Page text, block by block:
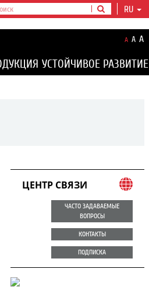
RU
A A A
УСТОЙЧИВОЕ РАЗВИТИЕ
ЦЕНТР СВЯЗИ
ЧАСТО ЗАДАВАЕМЫЕ
ВОПРОСЫ
КОНТАКТЫ
ПОДПИСКА